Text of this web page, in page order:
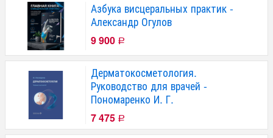
Азбука висцеральных практик -
Александр Огулов
9 900 Р
Дерматокосметология.
Руководство для врачей -
Пономаренко И. Г.
7 475 Р